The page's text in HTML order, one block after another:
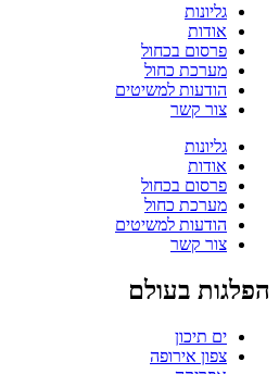
גליונות
אודות
פרסום בכחול
מערכת כחול
הודעות למשיטים
צור קשר
גליונות
אודות
פרסום בכחול
מערכת כחול
הודעות למשיטים
צור קשר
הפלגות בעולם
ים תיכון
צפון אירופה